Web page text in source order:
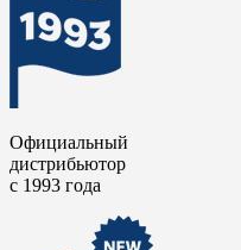
Официальный
дистрибьютор
с 1993 года